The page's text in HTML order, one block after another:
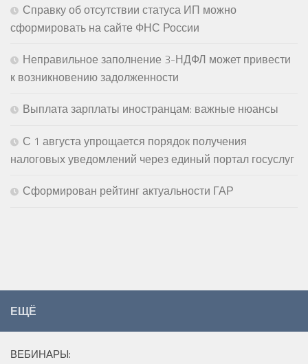
Справку об отсутствии статуса ИП можно
сформировать на сайте ФНС России
Неправильное заполнение 3-НДФЛ может привести
к возникновению задолженности
Выплата зарплаты иностранцам: важные нюансы
С 1 августа упрощается порядок получения
налоговых уведомлений через единый портал госуслуг
Сформирован рейтинг актуальности ГАР
ЕЩЁ
ВЕБИНАРЫ: